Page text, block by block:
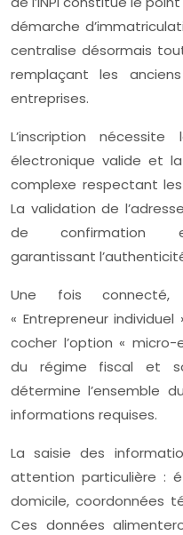
démarche
centralise désormais
remplaçant les
entreprises.
L’inscription
électronique valide et
complexe respectant
La validation de
de confirmation
garantissant
Une fois connecté,
« Entrepreneur
cocher l’option «
du régime fiscal et
détermine l’ensemble
informations requises.
La saisie des
attention particulière :
domicile, coordonnées
Ces données